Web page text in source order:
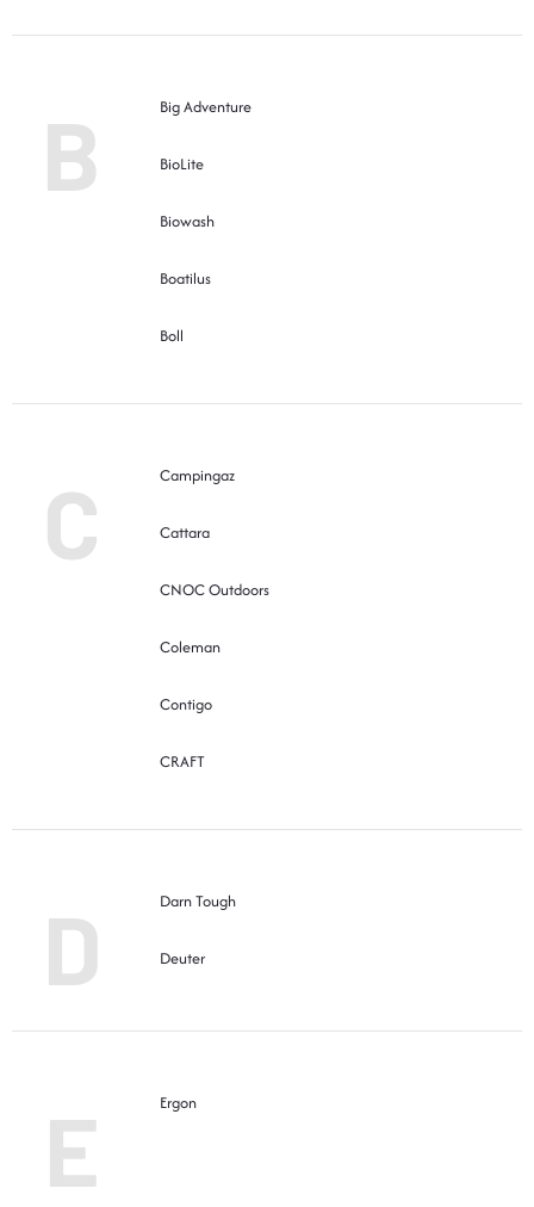
VYBAVENÍ
Obchodní podmínky
Ochrana osobních údajů
Reklamace
O nás
Moje objednávka
B Big Adventure
BioLite
Biowash
Boatilus
Boll
C Campingaz
Cattara
CNOC Outdoors
Coleman
Contigo
CRAFT
D Darn Tough
Deuter
E Ergon